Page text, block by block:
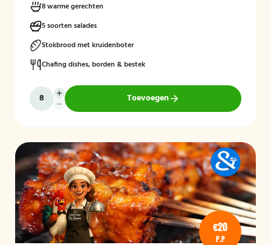
8 warme gerechten
5 soorten salades
Stokbrood met kruidenboter
Chafing dishes, borden & bestek
Toevoegen
€20
P.P